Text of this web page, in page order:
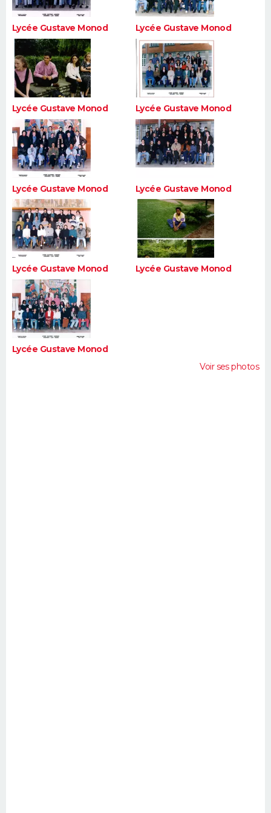
Lycée Gustave Monod Lycée Gustave Monod
Lycée Gustave Monod Lycée Gustave Monod
Lycée Gustave Monod Lycée Gustave Monod
Lycée Gustave Monod Lycée Gustave Monod
Lycée Gustave Monod
Voir ses photos